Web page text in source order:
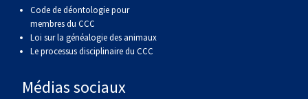
Code de déontologie pour
membres du CCC
Loi sur la généalogie des animaux
Le processus disciplinaire du CCC
Médias sociaux